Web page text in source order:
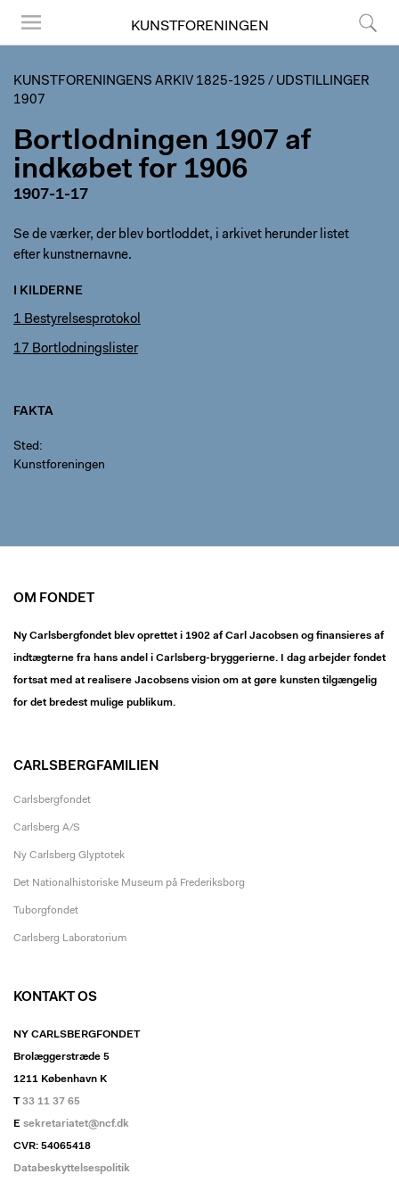
KUNSTFORENINGEN
KUNSTFORENINGENS ARKIV 1825-1925 / UDSTILLINGER
1907
Bortlodningen 1907 af
indkøbet for 1906
1907-1-17
Se de værker, der blev bortloddet, i arkivet herunder listet
efter kunstnernavne.
I KILDERNE
1 Bestyrelsesprotokol
17 Bortlodningslister
FAKTA
Sted
Kunstforeningen
OM FONDET
Ny Carlsbergfondet blev oprettet i 1902 af Carl Jacobsen og finansieres af
indtægterne fra hans andel i Carlsberg-bryggerierne. I dag arbejder fondet
fortsat med at realisere Jacobsens vision om at gøre kunsten tilgængelig
for det bredest mulige publikum.
CARLSBERGFAMILIEN
Carlsbergfondet
Carlsberg A/S
Ny Carlsberg Glyptotek
Det Nationalhistoriske Museum på Frederiksborg
Tuborgfondet
Carlsberg Laboratorium
KONTAKT OS
NY CARLSBERGFONDET
Brolæggerstræde 5
1211 København K
T33 11 37 65
E sekretariatet@ncf.dk
CVR: 54065418
Databeskyttelsespolitik